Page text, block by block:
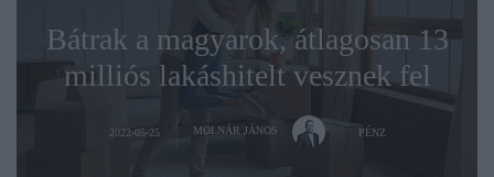
Bátrak a magyarok, átlagosan 13
milliós lakáshitelt vesznek fel
2022-05-25 MOLNÁR JÁNOS PÉNZ